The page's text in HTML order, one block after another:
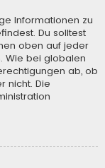
Informationen zu
Du solltest
oben auf jeder
Wie bei globalen
ab, ob
nicht. Die